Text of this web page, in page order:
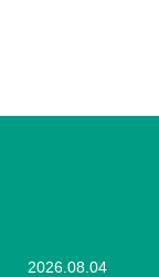
2026.08.04